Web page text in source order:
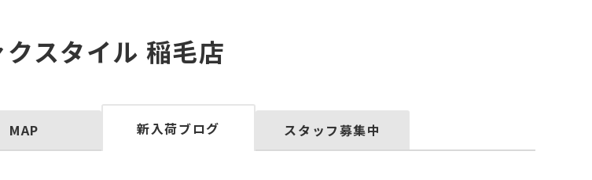
クスタイル 稲毛店
MAP 新入荷ブログ スタッフ募集中